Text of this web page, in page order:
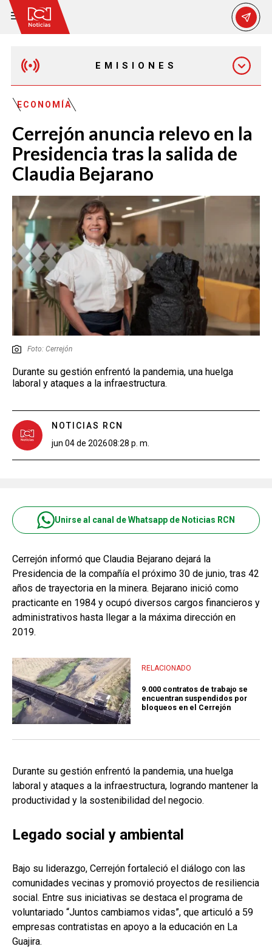
EMISIONES
EMISIÓN 7:00 PM
ECONOMÍA
Cerrejón anuncia relevo en la
Presidencia tras la salida de
Claudia Bejarano
Foto: Cerrejón
Durante su gestión enfrentó la pandemia, una huelga
laboral y ataques a la infraestructura.
NOTICIAS RCN
jun 04 de 202608:28 p. m.
Unirse al canal de Whatsapp de Noticias RCN
Cerrejón informó que Claudia Bejarano dejará la
Presidencia de la compañía el próximo 30 de junio, tras 42
años de trayectoria en la minera. Bejarano inició como
practicante en 1984 y ocupó diversos cargos financieros y
administrativos hasta llegar a la máxima dirección en
2019.
RELACIONADO
9.000 contratos de trabajo se
encuentran suspendidos por
bloqueos en el Cerrejón
Durante su gestión enfrentó la pandemia, una huelga
laboral y ataques a la infraestructura, logrando mantener la
productividad y la sostenibilidad del negocio.
Legado social y ambiental
Bajo su liderazgo, Cerrejón fortaleció el diálogo con las
comunidades vecinas y promovió proyectos de resiliencia
social. Entre sus iniciativas se destaca el programa de
voluntariado “Juntos cambiamos vidas”, que articuló a 59
empresas contratistas en apoyo a la educación en La
Guajira.